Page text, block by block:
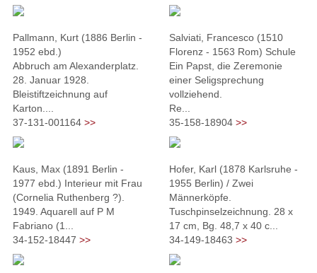
Pallmann, Kurt (1886 Berlin -
1952 ebd.)
Abbruch am Alexanderplatz.
28. Januar 1928.
Bleistiftzeichnung auf
Karton....
37-131-001164 >>
Salviati, Francesco (1510
Florenz - 1563 Rom) Schule
Ein Papst, die Zeremonie
einer Seligsprechung
vollziehend.
Re...
35-158-18904 >>
Kaus, Max (1891 Berlin -
1977 ebd.) Interieur mit Frau
(Cornelia Ruthenberg ?).
1949. Aquarell auf P M
Fabriano (1...
34-152-18447 >>
Hofer, Karl (1878 Karlsruhe -
1955 Berlin) / Zwei
Männerköpfe.
Tuschpinselzeichnung. 28 x
17 cm, Bg. 48,7 x 40 c...
34-149-18463 >>